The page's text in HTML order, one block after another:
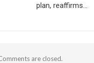
plan, reaffirms…
are closed.